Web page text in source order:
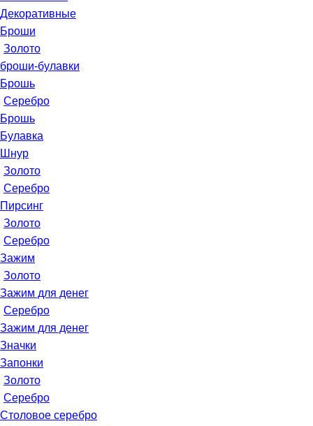
Декоративные
Броши
Золото
броши-булавки
Брошь
Серебро
Брошь
Булавка
Шнур
Золото
Серебро
Пирсинг
Золото
Серебро
Зажим
Золото
Зажим для денег
Серебро
Зажим для денег
Значки
Запонки
Золото
Серебро
Столовое серебро